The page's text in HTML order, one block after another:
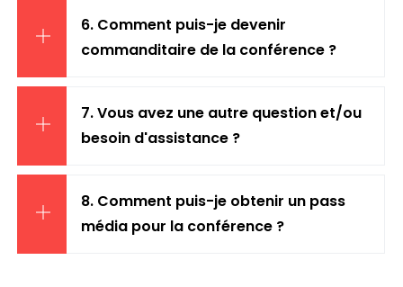
6. Comment puis-je devenir
commanditaire de la conférence ?
7. Vous avez une autre question et/ou
besoin d'assistance ?
8. Comment puis-je obtenir un pass
média pour la conférence ?